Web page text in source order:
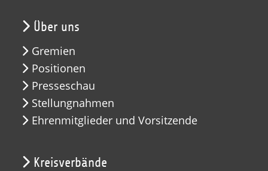
Über uns
Gremien
Positionen
Presseschau
Stellungnahmen
Ehrenmitglieder und Vorsitzende
Kreisverbände